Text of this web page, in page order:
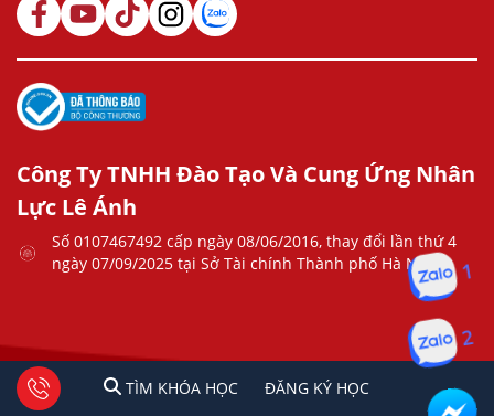
Công Ty TNHH Đào Tạo Và Cung Ứng Nhân
Lực Lê Ánh
Số 0107467492 cấp ngày 08/06/2016, thay đổi lần thứ 4
ngày 07/09/2025 tại Sở Tài chính Thành phố Hà Nội
TÌM KHÓA HỌC ĐĂNG KÍ HỌC
1 2 Tư vấn facebook
TÌM KHÓA HỌC ĐĂNG KÝ HỌC
1
2